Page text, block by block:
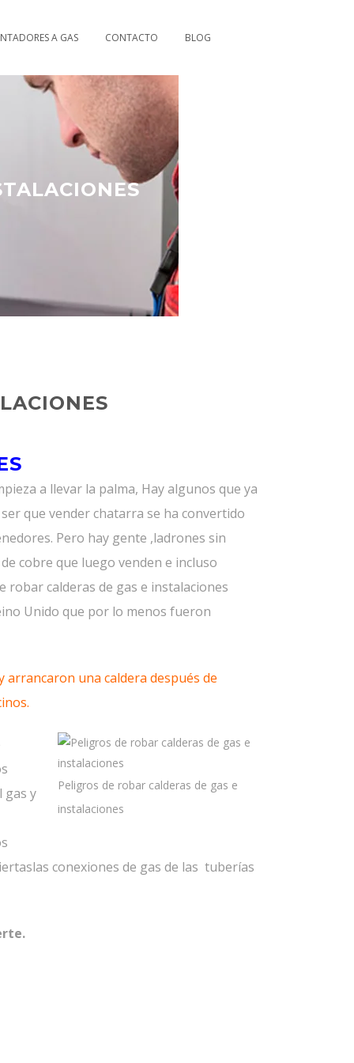
A GAS CONTACTO BLOG
a llevar la palma, Hay algunos que ya
que vender chatarra se ha convertido
Pero hay gente ,ladrones sin
cobre que luego venden e incluso
robar calderas de gas e instalaciones
Unido que por lo menos fueron
una caldera después de
Peligros de robar calderas de gas e
instalaciones
gas y
conexiones de gas de las tuberías